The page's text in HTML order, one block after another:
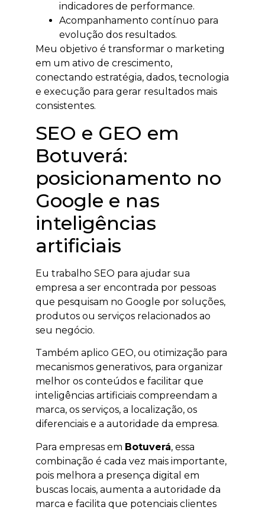
indicadores de performance.
Acompanhamento contínuo para
evolução dos resultados.
Meu objetivo é transformar o marketing
em um ativo de crescimento,
conectando estratégia, dados, tecnologia
e execução para gerar resultados mais
consistentes.
SEO e GEO em
Botuverá:
posicionamento no
Google e nas
inteligências
artificiais
Eu trabalho SEO para ajudar sua
empresa a ser encontrada por pessoas
que pesquisam no Google por soluções,
produtos ou serviços relacionados ao
seu negócio.
Também aplico GEO, ou otimização para
mecanismos generativos, para organizar
melhor os conteúdos e facilitar que
inteligências artificiais compreendam a
marca, os serviços, a localização, os
diferenciais e a autoridade da empresa.
Para empresas em Botuverá, essa
combinação é cada vez mais importante,
pois melhora a presença digital em
buscas locais, aumenta a autoridade da
marca e facilita que potenciais clientes